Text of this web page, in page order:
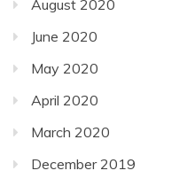
August 2020
June 2020
May 2020
April 2020
March 2020
December 2019